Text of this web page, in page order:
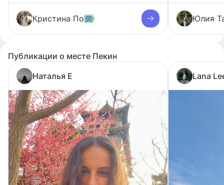
Кристина По Юлия
Публикации о месте Пекин
Наталья Е
Lana